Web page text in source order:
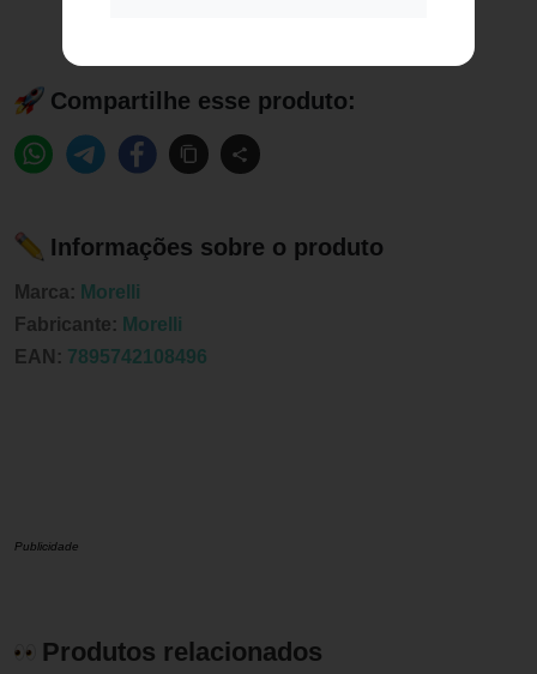
Compartilhe esse produto:
Informações sobre o produto
Marca: Morelli
Fabricante: Morelli
EAN: 7895742108496
Publicidade
Produtos relacionados